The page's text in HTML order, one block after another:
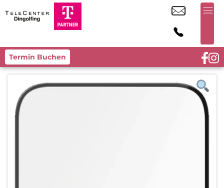
Termin Buchen